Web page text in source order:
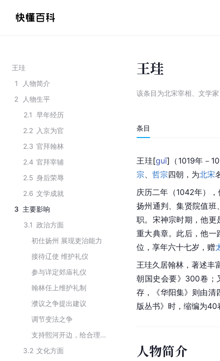
王珪
1
人物简介
2
人物生平
2.1 早年经历
2.2 入京为官
2.3 官拜翰林
2.4 官拜宰辅
2.5 身后荣辱
2.6 文学成就
3 主要影响
3.1 政治方面
初仕扬州 展现吏治能力
接待辽使 维护礼仪
参与详定郊庙礼仪
翰林任上维护礼制
濮议之争提出建议
调节变法之争
支持熙河开边，给合理意见
3.2 文化方面
王珪
该条目为北宋宰相、文学家
条目
王珪[guī] （1019年－
宗
哲宗四朝，为北宋
庆历二年（1042年），
扬州通判、集贤院值班
职。宋神宗时期，他更
重大典章。此后，他
位，享年六十七岁，赠
王珪久居翰林，著述丰
朝国史会要》300卷；
存，《华阳集》则由清
版丛书》时，缩编为40
人物简介